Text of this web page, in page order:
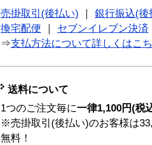
売掛取引(後払い)
銀行振込(後
換宅配便
セブンイレブン決済
⇒支払方法について詳しくはこ
送料について
1つのご注文毎に一律1,100円(税
※売掛取引(後払い)のお客様は
無料！